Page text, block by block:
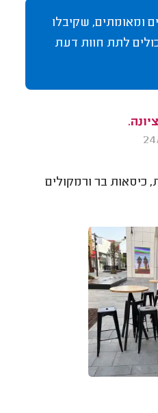
ומאומתים, שקיבלו
לתת חוות דעת
כיסאות בר ורמקולים